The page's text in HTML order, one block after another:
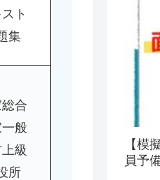
ト
集
合
般
級
所
【模
員予